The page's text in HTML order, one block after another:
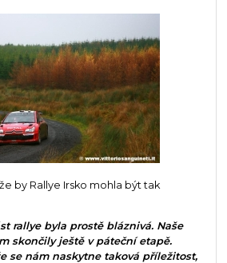
by Rallye Irsko mohla být tak
rallye byla prostě bláznivá. Naše
skončily ještě v páteční etapě.
se nám naskytne taková příležitost,